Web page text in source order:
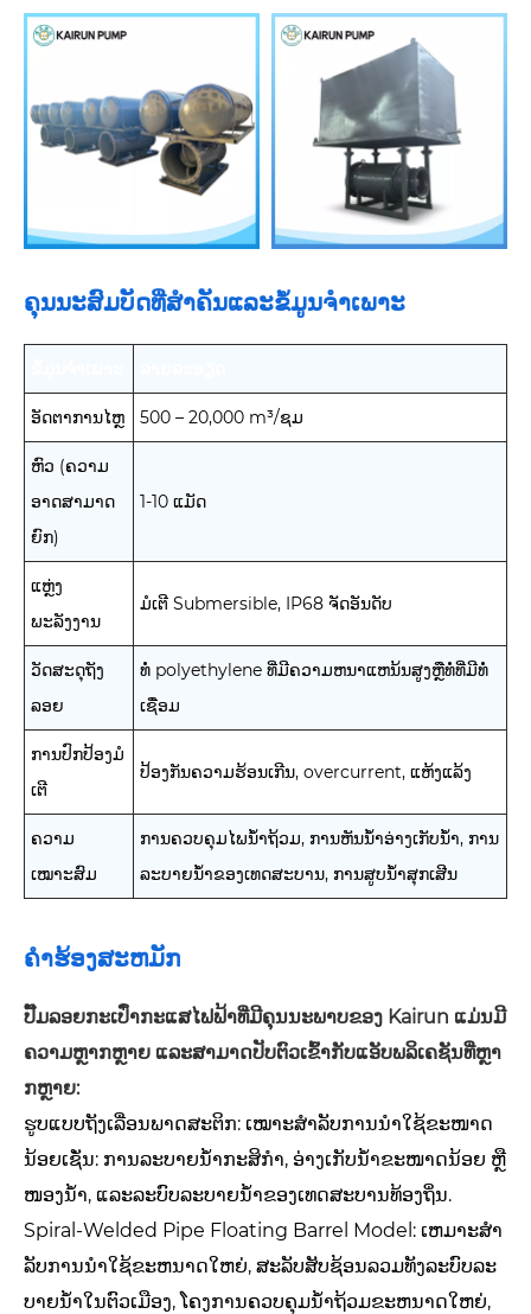
ຄຸນນະສົມບັດທີ່ສໍາຄັນແລະຂໍ້ມູນຈໍາເພາະ
ອັດຕາການໄຫຼ 500 – 20,000 m³/ຊມ
ຫົວ (ຄວາມ
ອາດສາມາດ
ຍົກ)
1-10 ແມັດ
ແຫຼ່ງ
ພະລັງງານ
ມໍເຕີ Submersible, IP68 ຈັດອັນດັບ
ວັດສະດຸຖັງ
ລອຍ
ທໍ່ polyethylene ທີ່ມີຄວາມຫນາແຫນ້ນສູງຫຼືທໍ່ທີ່ມີທໍ່
ເຊື່ອມ
ການປົກປ້ອງມໍ
ເຕີ
ປ້ອງກັນຄວາມຮ້ອນເກີນ, overcurrent, ແຫ້ງແລ້ງ
ຄວາມ
ເໝາະສົມ
ການ​ຄວບ​ຄຸມ​ໄພ​ນ້ຳ​ຖ້ວມ, ການ​ຫັນ​ນ້ຳ​ອ່າງ​ເກັບ​ນ້ຳ, ການ​
ລະບາຍ​ນ້ຳ​ຂອງ​ເທດ​ສະ​ບານ, ການ​ສູບ​ນ້ຳ​ສຸກ​ເສີນ
ຄໍາຮ້ອງສະຫມັກ
ປັ໊ມລອຍກະເປົ໋າກະແສໄຟຟ້າທີ່ມີຄຸນນະພາບຂອງ Kairun ແມ່ນມີ
ຄວາມຫຼາກຫຼາຍ ແລະສາມາດປັບຕົວເຂົ້າກັບແອັບພລິເຄຊັນທີ່ຫຼາ
ກຫຼາຍ:
ຮູບແບບຖັງເລື່ອນພາດສະຕິກ: ເໝາະສຳລັບການນຳໃຊ້ຂະໜາດ
ນ້ອຍເຊັ່ນ: ການລະບາຍນ້ຳກະສິກຳ, ອ່າງເກັບນ້ຳຂະໜາດນ້ອຍ ຫຼື
ໜອງນ້ຳ, ແລະລະບົບລະບາຍນ້ຳຂອງເທດສະບານທ້ອງຖິ່ນ.
Spiral-Welded Pipe Floating Barrel Model: ເຫມາະສໍາ
ລັບການນໍາໃຊ້ຂະຫນາດໃຫຍ່, ສະລັບສັບຊ້ອນລວມທັງລະບົບລະ
ບາຍນ້ໍາໃນຕົວເມືອງ, ໂຄງການຄວບຄຸມນ້ໍາຖ້ວມຂະຫນາດໃຫຍ່,